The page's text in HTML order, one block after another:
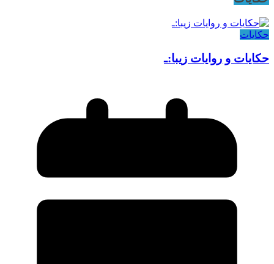
حکایات
حکایات و روایات زیبا:ـ